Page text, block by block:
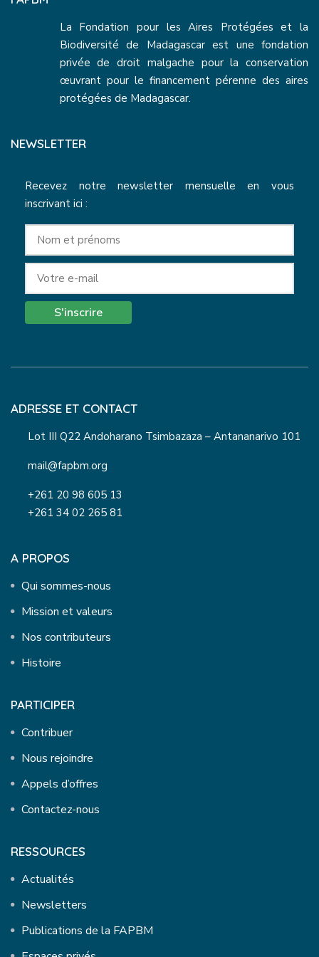
La Fondation pour les Aires Protégées et la
Biodiversité de Madagascar est une fondation
privée de droit malgache pour la conservation
œuvrant pour le financement pérenne des aires
protégées de Madagascar.
NEWSLETTER
Recevez notre newsletter mensuelle en vous
inscrivant ici :
S'inscrire
ADRESSE ET CONTACT
Lot III Q22 Andoharano Tsimbazaza – Antananarivo 101
mail@fapbm.org
+261 20 98 605 13
+261 34 02 265 81
A PROPOS
Qui sommes-nous
Mission et valeurs
Nos contributeurs
Histoire
PARTICIPER
Contribuer
Nous rejoindre
Appels d’offres
Contactez-nous
RESSOURCES
Actualités
Newsletters
Publications de la FAPBM